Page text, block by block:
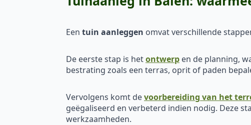
Een tuin aanleggen omvat verschillende
De eerste stap is hetontwerp en de planning,
bestrating zoals een terras, oprit of paden
Vervolgens komt devoorbereiding van het
geëgaliseerd en verbeterd indien nodig. Deze
werkzaamheden.